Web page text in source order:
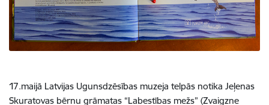
17.maijā Latvijas Ugunsdzēsības muzeja telpās notika Jeļenas
Skuratovas bērnu grāmatas “Labestības mežs” (Zvaigzne